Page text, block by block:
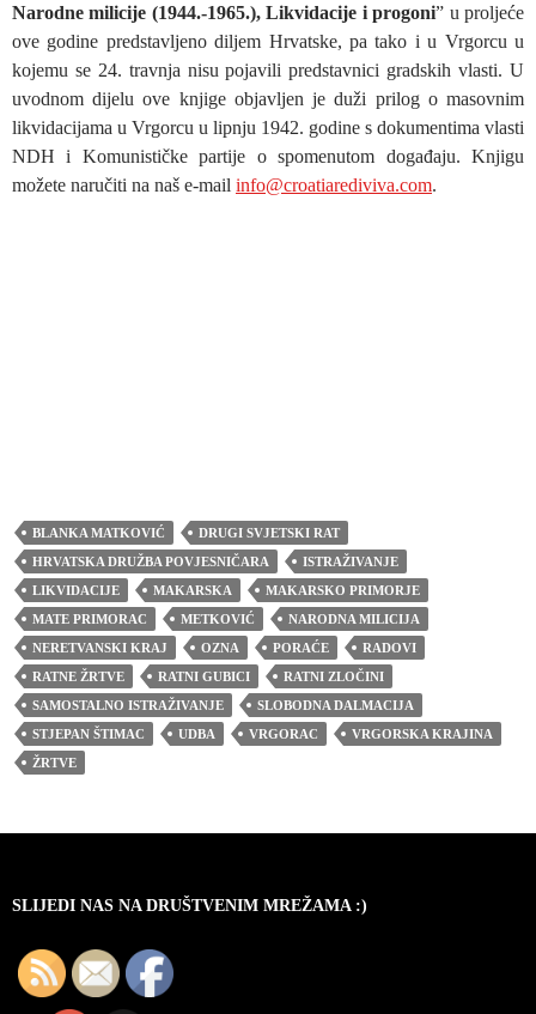
Narodne milicije (1944.-1965.), Likvidacije i progoni” u proljeće
ove godine predstavljeno diljem Hrvatske, pa tako i u Vrgorcu u
kojemu se 24. travnja nisu pojavili predstavnici gradskih vlasti. U
uvodnom dijelu ove knjige objavljen je duži prilog o masovnim
likvidacijama u Vrgorcu u lipnju 1942. godine s dokumentima vlasti
NDH i Komunističke partije o spomenutom događaju. Knjigu
možete naručiti na naš e-mail info@croatiarediviva.com.
BLANKA MATKOVIĆ
DRUGI SVJETSKI RAT
HRVATSKA DRUŽBA POVJESNIČARA
ISTRAŽIVANJE
LIKVIDACIJE
MAKARSKA
MAKARSKO PRIMORJE
MATE PRIMORAC
METKOVIĆ
NARODNA MILICIJA
NERETVANSKI KRAJ
OZNA PORAĆE
RADOVI
RATNE ŽRTVE
RATNI GUBICI
RATNI ZLOČINI
SAMOSTALNO ISTRAŽIVANJE
SLOBODNA DALMACIJA
STJEPAN ŠTIMAC
UDBA VRGORAC
VRGORSKA KRAJINA
ŽRTVE
SLIJEDI NAS NA DRUŠTVENIM MREŽAMA :)